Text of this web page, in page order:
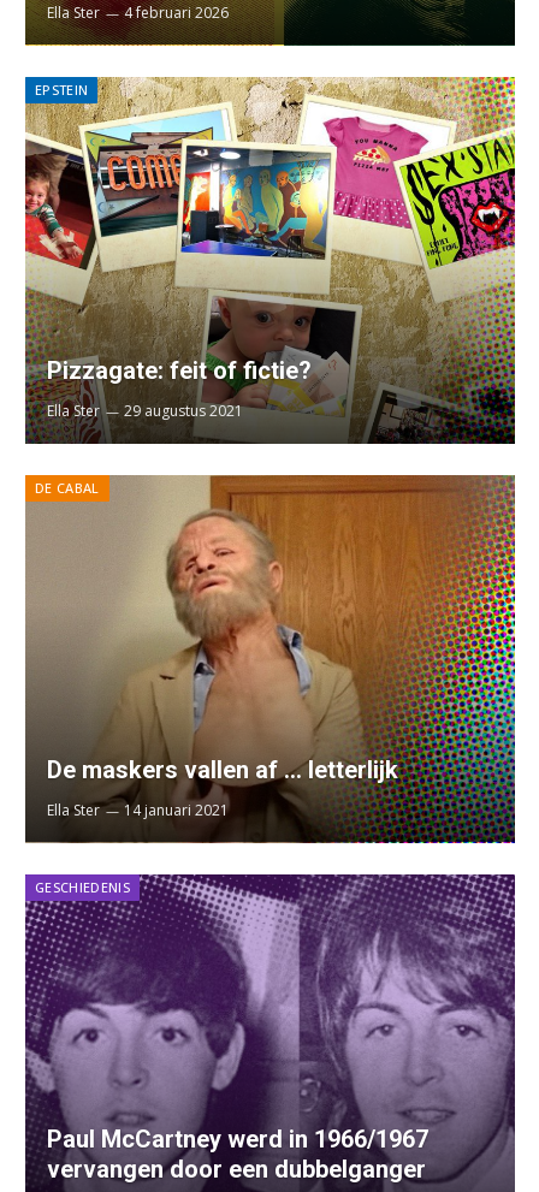
Ella Ster 4 februari 2026
EPSTEIN
Pizzagate: feit of fictie?
Ella Ster 29 augustus 2021
DE CABAL
De maskers vallen af … letterlijk
Ella Ster 14 januari 2021
GESCHIEDENIS
Paul McCartney werd in 1966/1967
vervangen door een dubbelganger